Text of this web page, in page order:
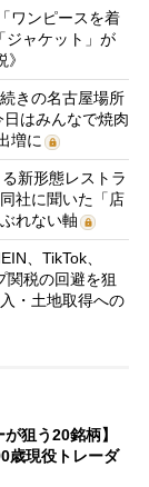
ワンピースを着
ジャケット」が
きの名古屋場所
はみんなで焼肉
増に
新形態レストラ
社に聞いた「店
れない軸
、TikTok、
税の回避を狙
・土地取得への
狙う20銘柄】
歳現役トレーダ